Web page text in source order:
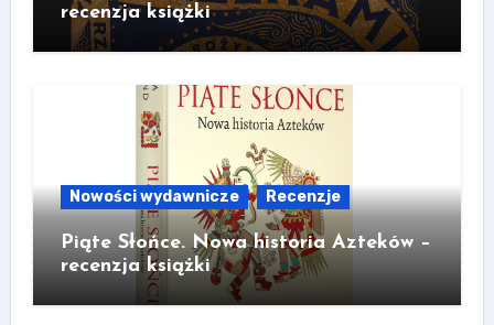
recenzja książki
Nowości wydawnicze Recenzje
Piąte Słońce. Nowa historia Azteków –
recenzja książki